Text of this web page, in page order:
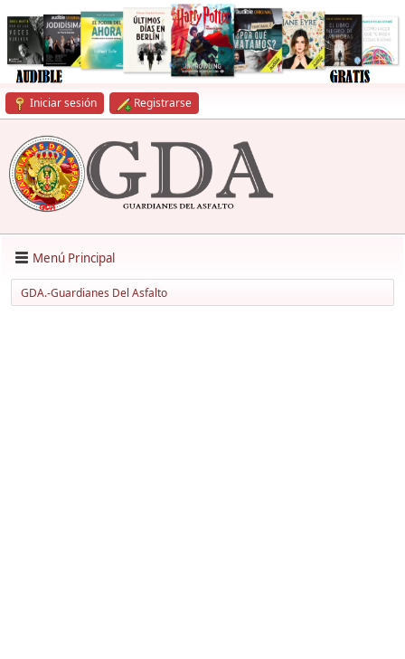
Iniciar sesión Registrarse
Menú Principal
GDA.-Guardianes Del Asfalto